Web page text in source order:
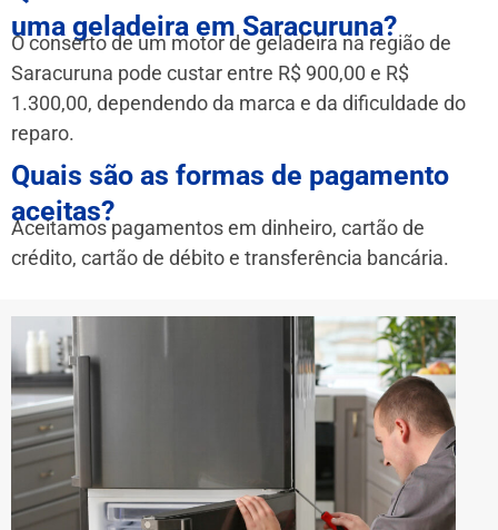
uma geladeira em Saracuruna?
O conserto de um motor de geladeira na região de
Saracuruna pode custar entre R$ 900,00 e R$
1.300,00, dependendo da marca e da dificuldade do
reparo.
Quais são as formas de pagamento
aceitas?
Aceitamos pagamentos em dinheiro, cartão de
crédito, cartão de débito e transferência bancária.